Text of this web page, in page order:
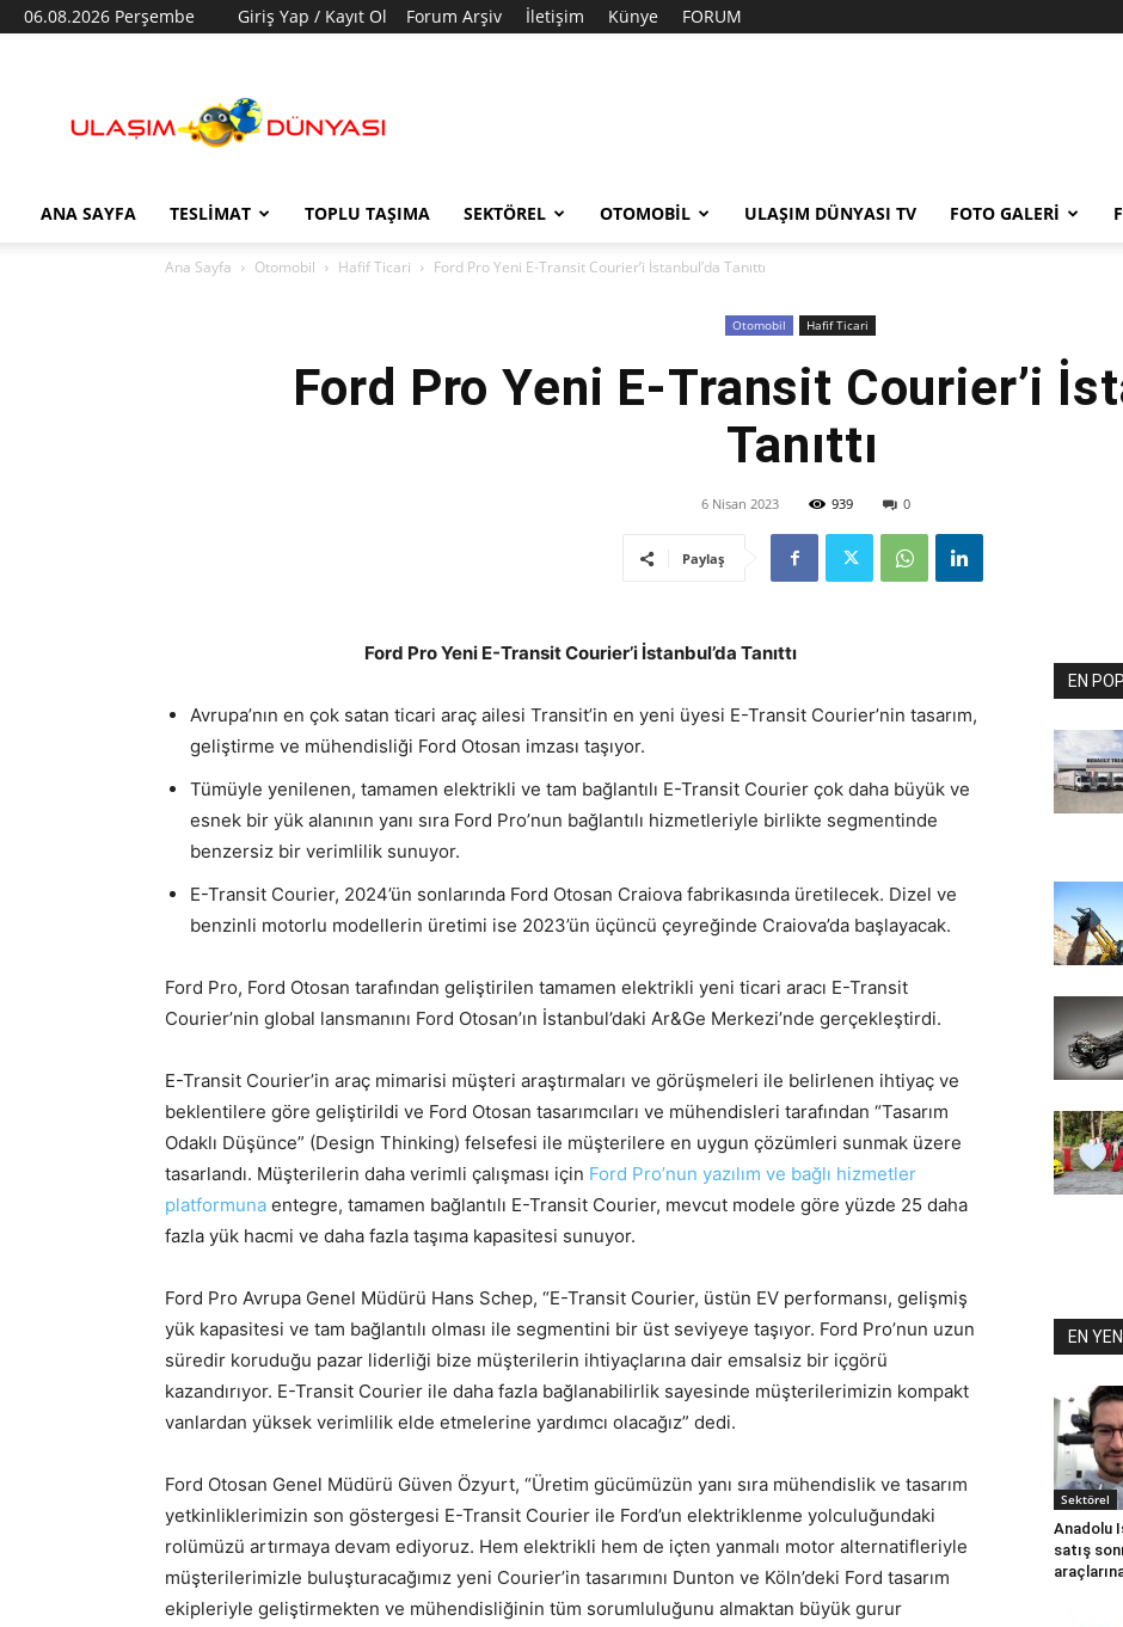
06.08.2026 Perşembe Giriş Yap / Kayıt Ol Forum Arşiv İletişim Künye FORUM
Dünyası
ANA SAYFA TESLIMAT TOPLU TAŞIMA SEKTÖREL OTOMOBIL ULAŞIM DÜNYASI TV FOTO GALERI
Ana Sayfa Otomobil Hafif Ticari Ford Pro Yeni E-Transit Courier’i İstanbul’da Tanıttı
Otomobil Hafif Ticari
Ford Pro Yeni E-Transit Courier’i
Tanıttı
6 Nisan 2023 939 0
Paylaş
Ford Pro Yeni E-Transit Courier’i İstanbul’da Tanıttı
Avrupa’nın en çok satan ticari araç ailesi Transit’in en yeni üyesi E-Transit Courier’nin tasarım,
geliştirme ve mühendisliği Ford Otosan imzası taşıyor.
Tümüyle yenilenen, tamamen elektrikli ve tam bağlantılı E-Transit Courier çok daha büyük ve
esnek bir yük alanının yanı sıra Ford Pro’nun bağlantılı hizmetleriyle birlikte segmentinde
benzersiz bir verimlilik sunuyor.
E-Transit Courier, 2024’ün sonlarında Ford Otosan Craiova fabrikasında üretilecek. Dizel ve
benzinli motorlu modellerin üretimi ise 2023’ün üçüncü çeyreğinde Craiova’da başlayacak.
Ford Pro, Ford Otosan tarafından geliştirilen tamamen elektrikli yeni ticari aracı E-Transit
Courier’nin global lansmanını Ford Otosan’ın İstanbul’daki Ar&Ge Merkezi’nde gerçekleştirdi.
E-Transit Courier’in araç mimarisi müşteri araştırmaları ve görüşmeleri ile belirlenen ihtiyaç ve
beklentilere göre geliştirildi ve Ford Otosan tasarımcıları ve mühendisleri tarafından “Tasarım
Odaklı Düşünce” (Design Thinking) felsefesi ile müşterilere en uygun çözümleri sunmak üzere
tasarlandı. Müşterilerin daha verimli çalışması için Ford Pro’nun yazılım ve bağlı hizmetler
platformuna entegre, tamamen bağlantılı E-Transit Courier, mevcut modele göre yüzde 25 daha
fazla yük hacmi ve daha fazla taşıma kapasitesi sunuyor.
Ford Pro Avrupa Genel Müdürü Hans Schep, “E-Transit Courier, üstün EV performansı, gelişmiş
yük kapasitesi ve tam bağlantılı olması ile segmentini bir üst seviyeye taşıyor. Ford Pro’nun uzun
süredir koruduğu pazar liderliği bize müşterilerin ihtiyaçlarına dair emsalsiz bir içgörü
kazandırıyor. E-Transit Courier ile daha fazla bağlanabilirlik sayesinde müşterilerimizin kompakt
vanlardan yüksek verimlilik elde etmelerine yardımcı olacağız” dedi.
Ford Otosan Genel Müdürü Güven Özyurt, “Üretim gücümüzün yanı sıra mühendislik ve tasarım
yetkinliklerimizin son göstergesi E-Transit Courier ile Ford’un elektriklenme yolculuğundaki
rolümüzü artırmaya devam ediyoruz. Hem elektrikli hem de içten yanmalı motor alternatifleriyle
müşterilerimizle buluşturacağımız yeni Courier’in tasarımını Dunton ve Köln’deki Ford tasarım
ekipleriyle geliştirmekten ve mühendisliğinin tüm sorumluluğunu almaktan büyük gurur
EN
EN
Sektörel
Anadolu
satış